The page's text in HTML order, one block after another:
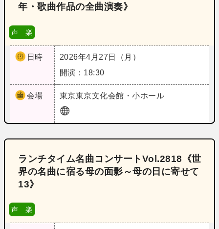
年・歌曲作品の全曲演奏》
声 楽
日時
2026年4月27日（月）
開演：18:30
会場 東京東京文化会館・小ホール
ランチタイム名曲コンサートVol.2818《世
界の名曲に宿る母の面影～母の日に寄せて
13》
声 楽